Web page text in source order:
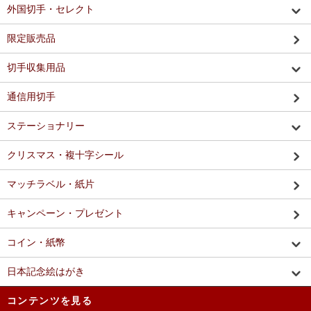
外国切手・セレクト
限定販売品
切手収集用品
通信用切手
ステーショナリー
クリスマス・複十字シール
マッチラベル・紙片
キャンペーン・プレゼント
コイン・紙幣
日本記念絵はがき
コンテンツを見る